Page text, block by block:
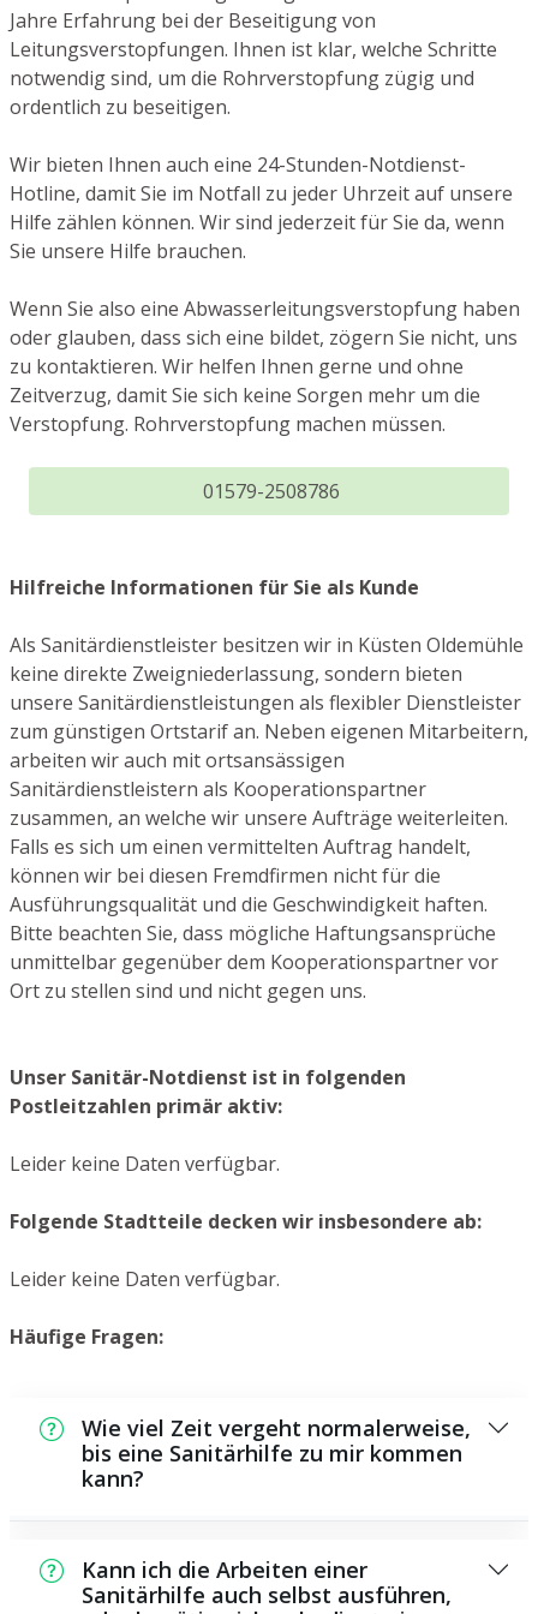
Jahre Erfahrung bei der Beseitigung von
Leitungsverstopfungen. Ihnen ist klar, welche Schritte
notwendig sind, um die Rohrverstopfung zügig und
ordentlich zu beseitigen.
Wir bieten Ihnen auch eine 24-Stunden-Notdienst-
Hotline, damit Sie im Notfall zu jeder Uhrzeit auf unsere
Hilfe zählen können. Wir sind jederzeit für Sie da, wenn
Sie unsere Hilfe brauchen.
Wenn Sie also eine Abwasserleitungsverstopfung haben
oder glauben, dass sich eine bildet, zögern Sie nicht, uns
zu kontaktieren. Wir helfen Ihnen gerne und ohne
Zeitverzug, damit Sie sich keine Sorgen mehr um die
Verstopfung. Rohrverstopfung machen müssen.
01579-2508786
Hilfreiche Informationen für Sie als Kunde
Als Sanitärdienstleister besitzen wir in Küsten Oldemühle
keine direkte Zweigniederlassung, sondern bieten
unsere Sanitärdienstleistungen als flexibler Dienstleister
zum günstigen Ortstarif an. Neben eigenen Mitarbeitern,
arbeiten wir auch mit ortsansässigen
Sanitärdienstleistern als Kooperationspartner
zusammen, an welche wir unsere Aufträge weiterleiten.
Falls es sich um einen vermittelten Auftrag handelt,
können wir bei diesen Fremdfirmen nicht für die
Ausführungsqualität und die Geschwindigkeit haften.
Bitte beachten Sie, dass mögliche Haftungsansprüche
unmittelbar gegenüber dem Kooperationspartner vor
Ort zu stellen sind und nicht gegen uns.
Unser Sanitär-Notdienst ist in folgenden
Postleitzahlen primär aktiv:
Leider keine Daten verfügbar.
Folgende Stadtteile decken wir insbesondere ab:
Leider keine Daten verfügbar.
Häufige Fragen:
Wie viel Zeit vergeht normalerweise,
bis eine Sanitärhilfe zu mir kommen
kann?
Zeitraum bei Ihnen vor Ort sein. Das hängt
aber auch von der Auftragslage zu diesem
Kann ich die Arbeiten einer
Sanitärhilfe auch selbst ausführen,